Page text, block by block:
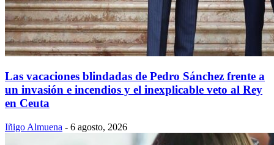
Las vacaciones blindadas de Pedro Sánchez frente a
un invasión e incendios y el inexplicable veto al Rey
en Ceuta
Iñigo Almuena - 6 agosto, 2026